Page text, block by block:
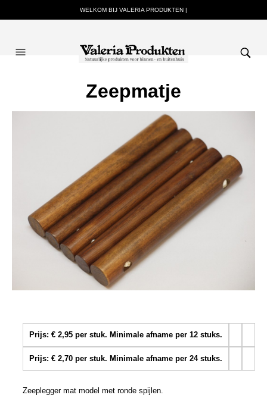
WELKOM BIJ VALERIA PRODUKTEN |
Zeepmatje
Prijs: € 2,95 per stuk. Minimale afname per 12 stuks.
Prijs: € 2,70 per stuk. Minimale afname per 24 stuks.
Zeeplegger mat model met ronde spijlen.